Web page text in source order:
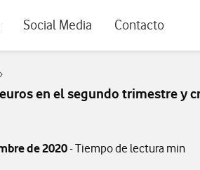
Social Media Contacto
en el segundo trimestre
de 2020- Tiempo de lectura min